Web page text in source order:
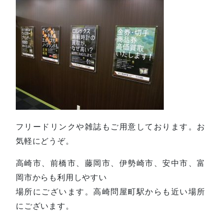
フリードリンクや雑誌もご用意しております。お
気軽にどうぞ。
高崎市、前橋市、藤岡市、伊勢崎市、安中市、富
岡市からも利用しやすい
場所にございます。高崎問屋町駅からも近い場所
にございます。